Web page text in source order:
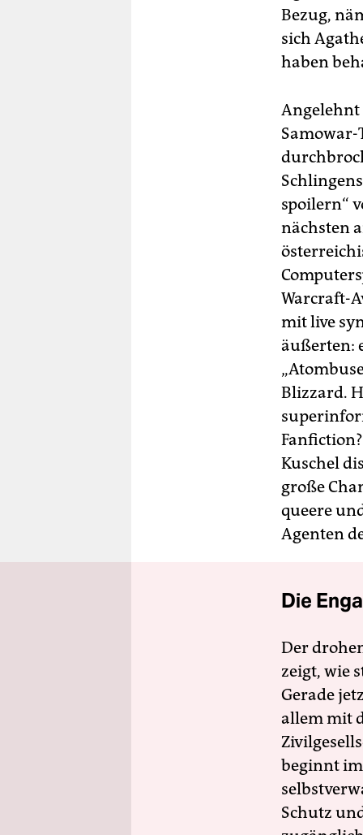
Bezug,
sich
haben
Angelehnt
Samowar-
spoilern“
nächsten
Warcraft-
mit live
äußerten:
Blizzard.
Kuschel
große
queere
Agenten
Die
Der
zeigt, wie
Gerade
allem mit
beginnt
Schutz